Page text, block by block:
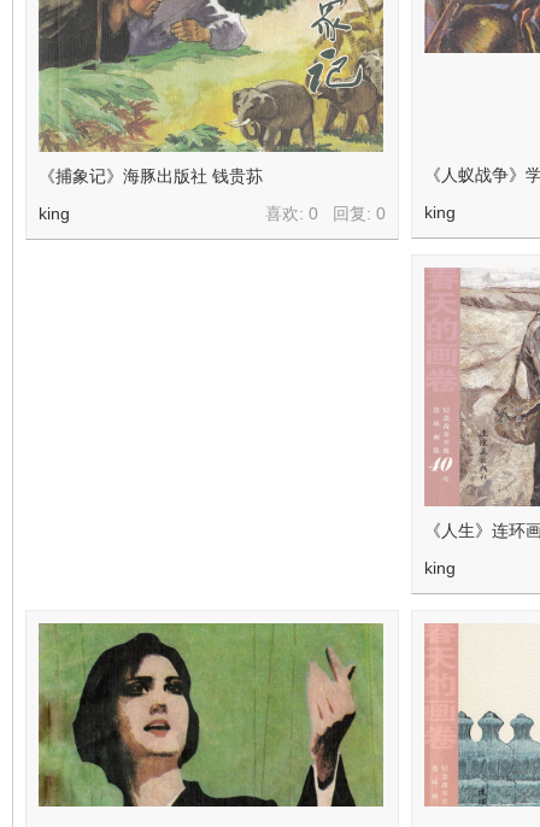
《捕象记》海豚出版社 钱贵荪
喜欢: 0 回复: 0
king
《人蚁战争》
king
《人生》连环
king